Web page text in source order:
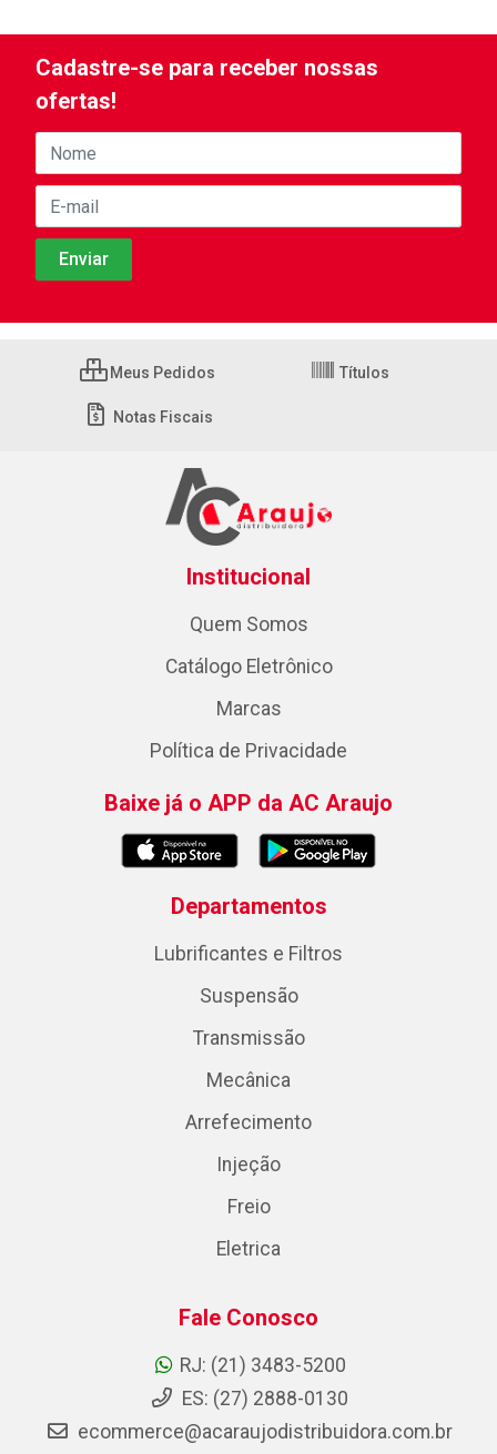
Cadastre-se para receber nossas
ofertas!
Meus Pedidos Títulos
Notas Fiscais
Institucional
Quem Somos
Catálogo Eletrônico
Marcas
Política de Privacidade
Baixe já o APP da AC Araujo
Departamentos
Lubrificantes e Filtros
Suspensão
Transmissão
Mecânica
Arrefecimento
Injeção
Freio
Eletrica
Fale Conosco
RJ: (21) 3483-5200
ES: (27) 2888-0130
ecommerce@acaraujodistribuidora.com.br